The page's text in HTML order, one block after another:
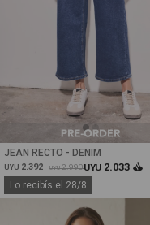
JEAN RECTO - DENIM
UYU 2.392 UYU 2.990UYU 2.033
Lo recibís el 28/8